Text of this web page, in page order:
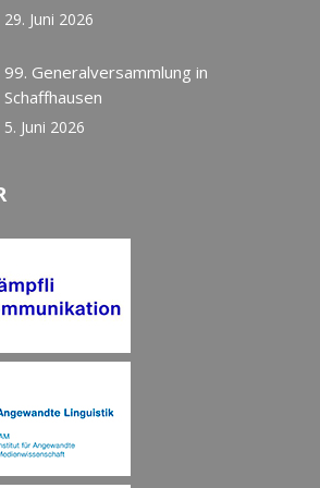
29. Juni 2026
99. Generalversammlung in
Schaffhausen
5. Juni 2026